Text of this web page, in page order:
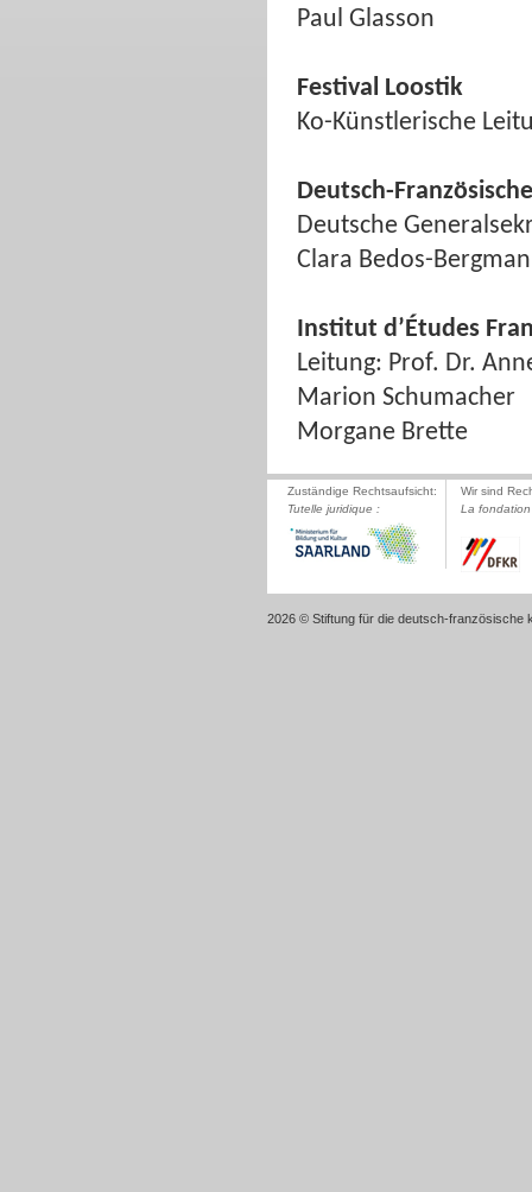
Paul Glasson
Festival Loostik
Ko-Künstlerische
Deutsch-
Deutsche
Clara Bedos-
Institut d’Études
Leitung: Prof. Dr.
Marion Schumacher
Morgane Brette
Zuständige Rechtsaufsicht:
Tutelle juridique :
Wir sind
La
2026 © Stiftung für die deutsch-französische